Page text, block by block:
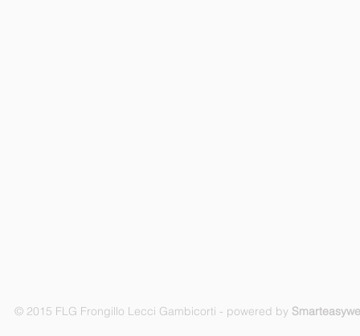
© 2015 FLG Frongillo Lecci Gambicorti - powered by